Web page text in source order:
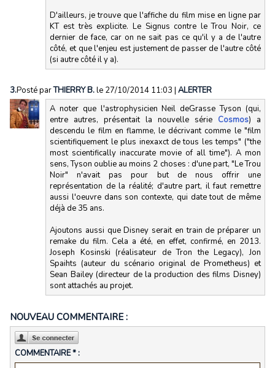
D'ailleurs, je trouve que l'affiche du film mise en ligne par
KT est très explicite. Le Signus contre le Trou Noir, ce
dernier de face, car on ne sait pas ce qu'il y a de l'autre
côté, et que l'enjeu est justement de passer de l'autre côté
(si autre côté il y a).
3.Posté parTHIERRY B.le 27/10/2014 11:03 | ALERTER
A noter que l'astrophysicien Neil deGrasse Tyson (qui,
entre autres, présentait la nouvelle série Cosmos) a
descendu le film en flamme, le décrivant comme le "film
scientifiquement le plus inexaxct de tous les temps" ("the
most scientifically inaccurate movie of all time"). A mon
sens, Tyson oublie au moins 2 choses : d'une part, "Le Trou
Noir" n'avait pas pour but de nous offrir une
représentation de la réalité; d'autre part, il faut remettre
aussi l'oeuvre dans son contexte, qui date tout de même
déjà de 35 ans.
Ajoutons aussi que Disney serait en train de préparer un
remake du film. Cela a été, en effet, confirmé, en 2013.
Joseph Kosinski (réalisateur de Tron the Legacy), Jon
Spaihts (auteur du scénario original de Prometheus) et
Sean Bailey (directeur de la production des films Disney)
sont attachés au projet.
NOUVEAU COMMENTAIRE :
COMMENTAIRE * :